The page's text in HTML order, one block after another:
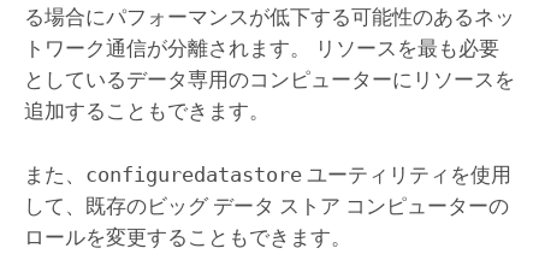
る場合にパフォーマンスが低下する可能性のあるネッ
トワーク通信が分離されます。 リソースを最も必要
としているデータ専用のコンピューターにリソースを
追加することもできます。
また、 configuredatastoreユーティリティを使用
して、既存のビッグ データ ストア コンピューターの
ロールを変更することもできます。